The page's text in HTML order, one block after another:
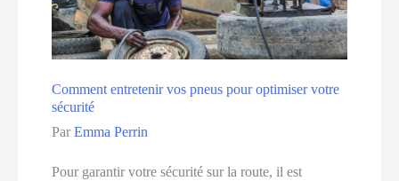
ligne
Comment entretenir vos pneus pour optimiser votre
sécurité
ParEmma Perrin
Pour garantir votre sécurité sur la route, il est